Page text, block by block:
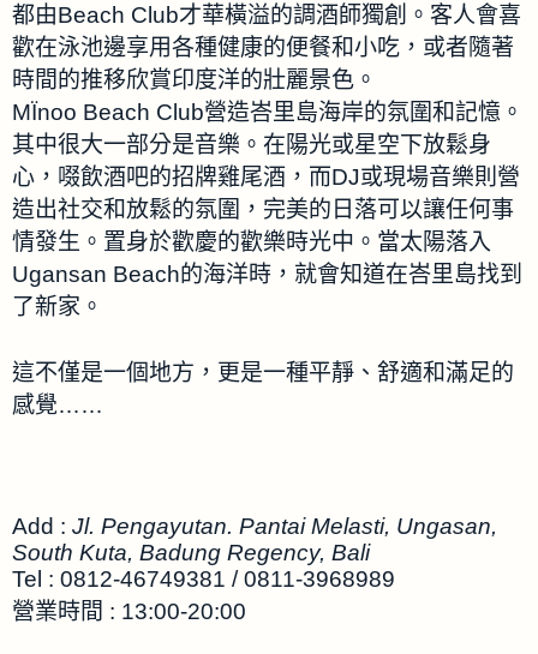
都由Beach Club才華橫溢的調酒師獨創。客人會喜
歡在泳池邊享用各種健康的便餐和小吃，或者隨著
時間的推移欣賞印度洋的壯麗景色。
MÏnoo Beach Club營造峇里島海岸的氛圍和記憶。
其中很大一部分是音樂。在陽光或星空下放鬆身
心，啜飲酒吧的招牌雞尾酒，而DJ或現場音樂則營
造出社交和放鬆的氛圍，完美的日落可以讓任何事
情發生。置身於歡慶的歡樂時光中。當太陽落入
Ugansan Beach的海洋時，就會知道在峇里島找到
了新家。
這不僅是一個地方，更是一種平靜、舒適和滿足的
感覺……
Add : Jl. Pengayutan. Pantai Melasti, Ungasan,
South Kuta, Badung Regency, Bali
Tel : 0812-46749381 / 0811-3968989⁣⁣
營業時間 : 13:00-20:00